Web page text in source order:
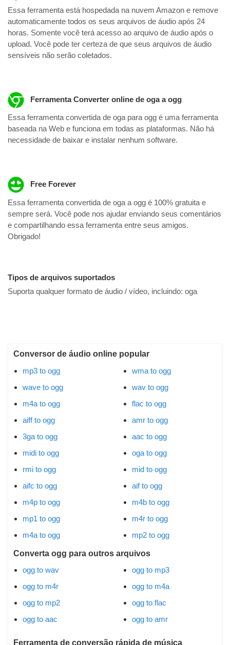
Essa ferramenta está hospedada na nuvem Amazon e remove
automaticamente todos os seus arquivos de áudio após 24
horas. Somente você terá acesso ao arquivo de áudio após o
upload. Você pode ter certeza de que seus arquivos de áudio
sensíveis não serão coletados.
Ferramenta Converter online de oga a ogg
Essa ferramenta convertida de oga para ogg é uma ferramenta
baseada na Web e funciona em todas as plataformas. Não há
necessidade de baixar e instalar nenhum software.
Free Forever
Essa ferramenta convertida de oga a ogg é 100% gratuita e
sempre será. Você pode nos ajudar enviando seus comentários
e compartilhando essa ferramenta entre seus amigos.
Obrigado!
Tipos de arquivos suportados
Suporta qualquer formato de áudio / vídeo, incluindo: oga
Conversor de áudio online popular
mp3 to ogg
wave to ogg
m4a to ogg
aiff to ogg
3ga to ogg
midi to ogg
rmi to ogg
aifc to ogg
m4p to ogg
mp1 to ogg
m4a to ogg
wma to ogg
wav to ogg
flac to ogg
amr to ogg
aac to ogg
oga to ogg
mid to ogg
aif to ogg
m4b to ogg
m4r to ogg
mp2 to ogg
Converta ogg para outros arquivos
ogg to wav
ogg to m4r
ogg to mp2
ogg to aac
ogg to mp3
ogg to m4a
ogg to flac
ogg to amr
Ferramenta de conversão rápida de música